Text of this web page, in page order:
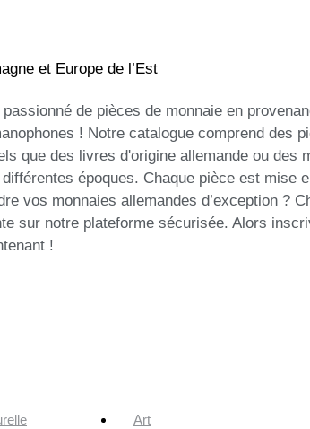
et Europe de l’Est
de pièces de monnaie en
! Notre catalogue comprend des
que des livres d'origine allemande ou
époques. Chaque pièce est
vos monnaies allemandes d’exception ?
sur notre plateforme sécurisée. Alors
!
Art